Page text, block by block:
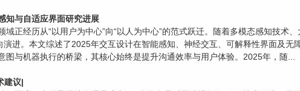
知与自适应界面研究进展
域正经历从“以用户为中心”向“以人为中心”的范式跃迁。随着多模态感知技术
进。本文综述了2025年交互设计在智能感知、神经交互、可解释性界面及无
图与机器执行的桥梁，其核心始终是提升沟通效率与用户体验。2025年，随...
建议|